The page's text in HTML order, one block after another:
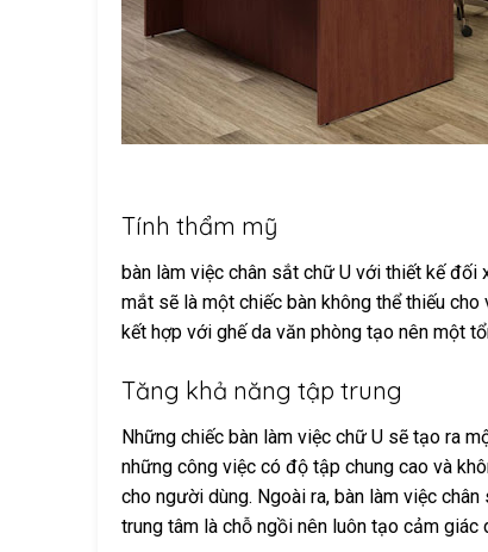
Tính thẩm mỹ
bàn làm việc chân sắt chữ U với thiết kế
mắt sẽ là một chiếc bàn không thể thiếu
kết hợp với ghế da văn phòng tạo nên một
Tăng khả năng tập trung
Những chiếc bàn làm việc chữ U sẽ tạo ra
những công việc có độ tập chung cao và
cho người dùng. Ngoài ra, bàn làm việc
trung tâm là chỗ ngồi nên luôn tạo cảm giác